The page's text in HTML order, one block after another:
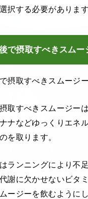
択する必要があります
で摂取すべきスムー
摂取すべきスムージ
取すべきスムージー
ナなどゆっくりエネ
を取ります。
ランニングにより不
謝に欠かせないビタ
ージーを飲むように